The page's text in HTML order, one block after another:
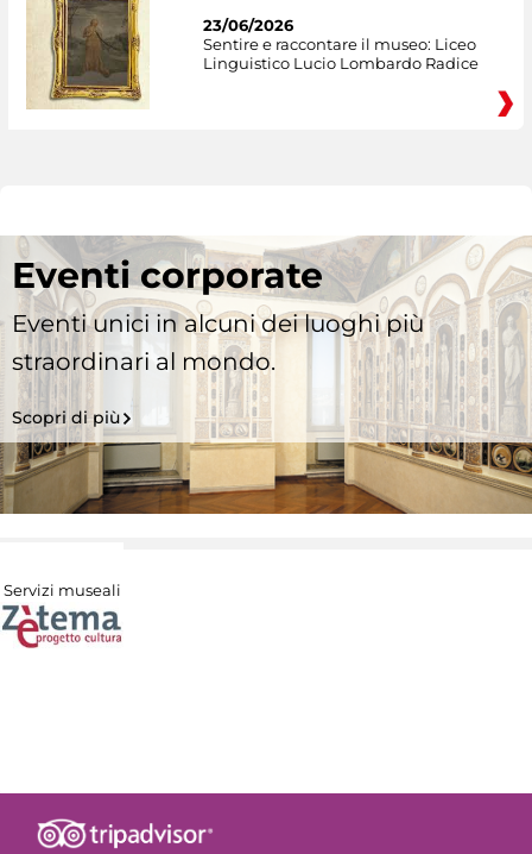
23/06/2026
Sentire e raccontare il museo: Liceo
Linguistico Lucio Lombardo Radice
Eventi corporate
Eventi unici in alcuni dei luoghi più
straordinari al mondo.
Scopri di più
Servizi museali